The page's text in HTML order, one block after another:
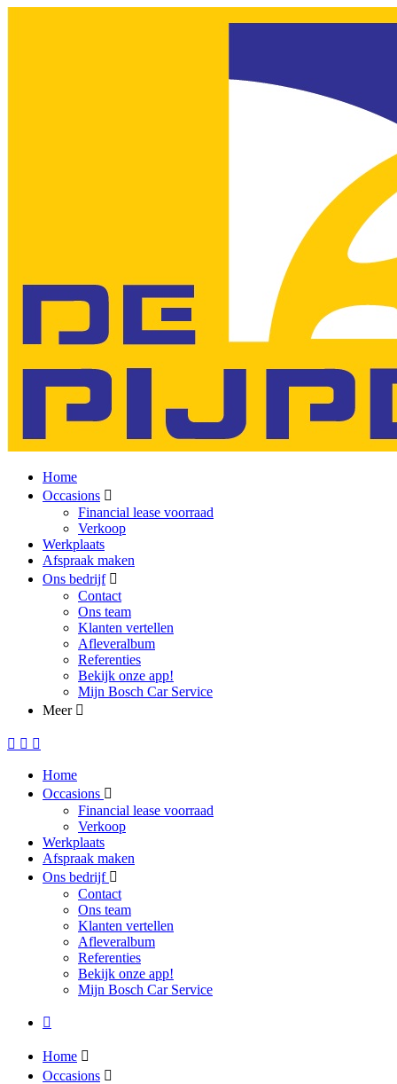
Home
Occasions
Financial lease voorraad
Verkoop
Werkplaats
Afspraak maken
Ons bedrijf
Contact
Ons team
Klanten vertellen
Afleveralbum
Referenties
Bekijk onze app!
Mijn Bosch Car Service
Meer
Home
Occasions
Financial lease voorraad
Verkoop
Werkplaats
Afspraak maken
Ons bedrijf
Contact
Ons team
Klanten vertellen
Afleveralbum
Referenties
Bekijk onze app!
Mijn Bosch Car Service
Home
Occasions